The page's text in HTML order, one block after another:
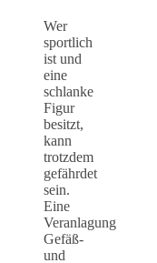
Wer
sportlich
ist und
eine
schlanke
Figur
besitzt,
kann
trotzdem
gefährdet
sein.
Eine
Veranlagung
Gefäß-
und